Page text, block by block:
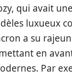
qui avait
luxueux
a su
en
Par